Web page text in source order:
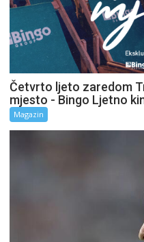
Četvrto ljeto zaredom
mjesto - Bingo Ljetno
Magazin